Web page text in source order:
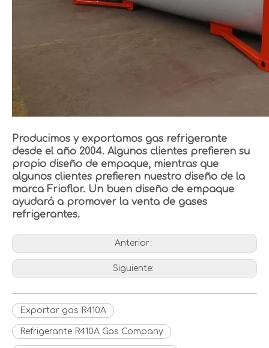
Producimos y exportamos gas refrigerante
desde el año 2004. Algunos clientes prefieren su
propio diseño de empaque, mientras que
algunos clientes prefieren nuestro diseño de la
marca Frioflor. Un buen diseño de empaque
ayudará a promover la venta de gases
refrigerantes.
Anterior:
Siguiente:
Exportar gas R410A
Refrigerante R410A Gas Company